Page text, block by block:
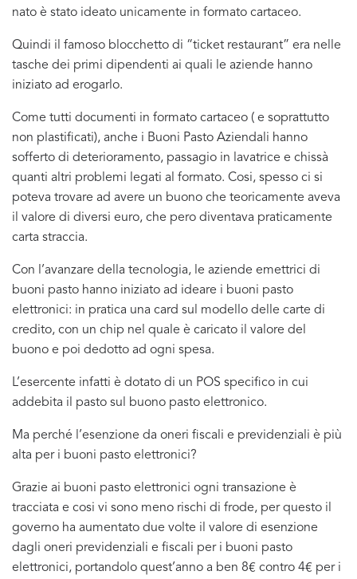
nato è stato ideato unicamente in formato cartaceo.
Quindi il famoso blocchetto di “ticket restaurant” era nelle
tasche dei primi dipendenti ai quali le aziende hanno
iniziato ad erogarlo.
Come tutti documenti in formato cartaceo ( e soprattutto
non plastificati), anche i Buoni Pasto Aziendali hanno
sofferto di deterioramento, passagio in lavatrice e chissà
quanti altri problemi legati al formato. Cosi, spesso ci si
poteva trovare ad avere un buono che teoricamente aveva
il valore di diversi euro, che pero diventava praticamente
carta straccia.
Con l’avanzare della tecnologia, le aziende emettrici di
buoni pasto hanno iniziato ad ideare i buoni pasto
elettronici: in pratica una card sul modello delle carte di
credito, con un chip nel quale è caricato il valore del
buono e poi dedotto ad ogni spesa.
L’esercente infatti è dotato di un POS specifico in cui
addebita il pasto sul buono pasto elettronico.
Ma perché l’esenzione da oneri fiscali e previdenziali è più
alta per i buoni pasto elettronici?
Grazie ai buoni pasto elettronici ogni transazione è
tracciata e cosi vi sono meno rischi di frode, per questo il
governo ha aumentato due volte il valore di esenzione
dagli oneri previdenziali e fiscali per i buoni pasto
elettronici, portandolo quest’anno a ben 8€ contro 4€ per i